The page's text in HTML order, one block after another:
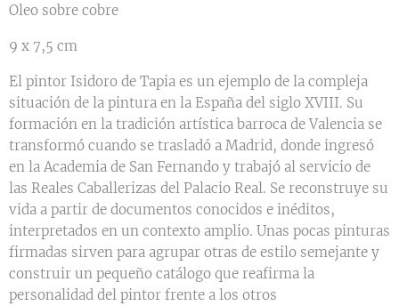
Oleo sobre cobre
9 x 7,5 cm
El pintor Isidoro de Tapia es un ejemplo de la compleja
situación de la pintura en la España del siglo XVIII. Su
formación en la tradición artística barroca de Valencia se
transformó cuando se trasladó a Madrid, donde ingresó
en la Academia de San Fernando y trabajó al servicio de
las Reales Caballerizas del Palacio Real. Se reconstruye su
vida a partir de documentos conocidos e inéditos,
interpretados en un contexto amplio. Unas pocas pinturas
firmadas sirven para agrupar otras de estilo semejante y
construir un pequeño catálogo que reafirma la
personalidad del pintor frente a los otros